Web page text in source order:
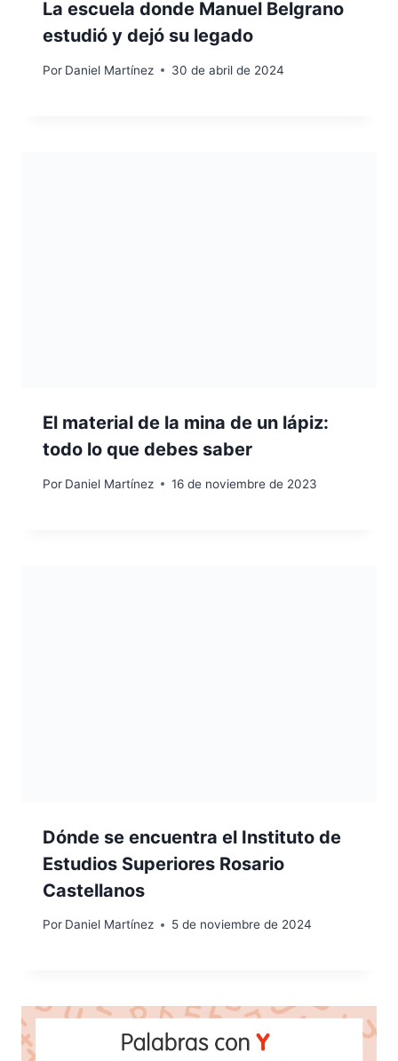
La escuela donde Manuel Belgrano
estudió y dejó su legado
Por Daniel Martínez 30 de abril de 2024
El material de la mina de un lápiz:
todo lo que debes saber
Por Daniel Martínez 16 de noviembre de 2023
Dónde se encuentra el Instituto de
Estudios Superiores Rosario
Castellanos
Por Daniel Martínez 5 de noviembre de 2024